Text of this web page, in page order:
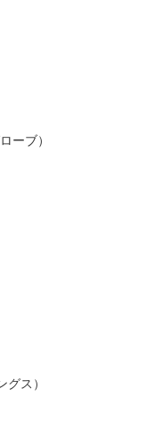
ーブ）
ス）